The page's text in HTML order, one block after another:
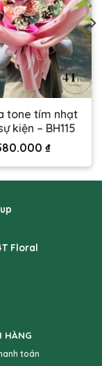
tone tím nhạt
kiện – BH115
₫
Floral
HÀNG
toán